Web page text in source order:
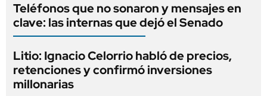
Teléfonos que no sonaron y mensajes en
clave: las internas que dejó el Senado
Litio: Ignacio Celorrio habló de precios,
retenciones y confirmó inversiones
millonarias